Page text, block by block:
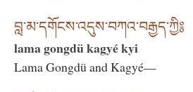
བླ་མ་དགོངས་འདུས་བཀའ་བརྒྱད་ཀྱི༔
lama gongdü kagyé kyi
Lama Gongdü and Kagyé—